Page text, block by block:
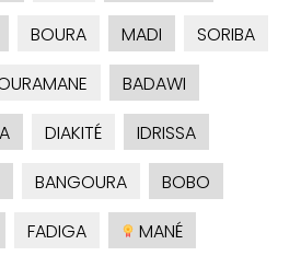
BOURA MADI
SORIBA
BADAWI
DIAKITÉ
IDRISSA
BANGOURA
BOBO
FADIGA
MANÉ